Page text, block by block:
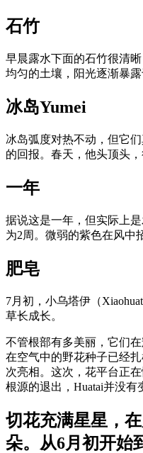
石竹
早晨露水下面的石竹很清
均匀的土壤，阳光逐渐暴露
冰岛Yumei
冰岛弧度对热不动，但它
的回报。春天，他头顶头
一年
据说这是一年，但实际上
为2周。微弱的紫色在风中
肥皂
7月初，小乌塔伊（
草长成长。
不管根部有多美丽，它们
在空气中的野花种子已经
次亮相。这次，花平台正
根源的退出，Huatai并没有
切花充满星星，
朵。从6月初开始